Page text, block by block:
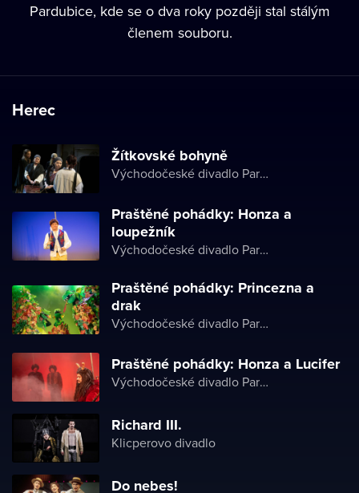
Pardubice, kde se o dva roky později stal stálým
členem souboru.
Herec
Žítkovské bohyně
Východočeské divadlo Pardubice
Praštěné pohádky: Honza a
loupežník
Východočeské divadlo Pardubice
Praštěné pohádky: Princezna a
drak
Východočeské divadlo Pardubice
Praštěné pohádky: Honza a Lucifer
Východočeské divadlo Pardubice
Richard III.
Klicperovo divadlo
Do nebes!